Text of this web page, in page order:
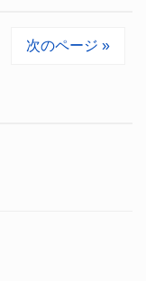
次のページ »